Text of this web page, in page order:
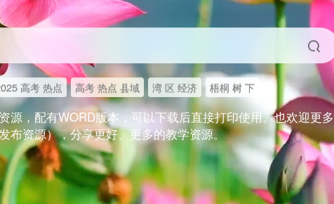
高考 热点 高考 热点 县域 湾 区 经济 梧桐 树 下
源，配有WORD版本，可以下载后直接打印使用。也欢迎更多
布资源），分享更好、更多的教学资源。